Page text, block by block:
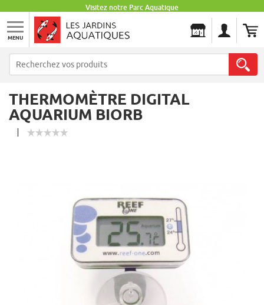
Visitez notre Parc Aquatique
MENU
THERMOMÈTRE DIGITAL
AQUARIUM BIORB